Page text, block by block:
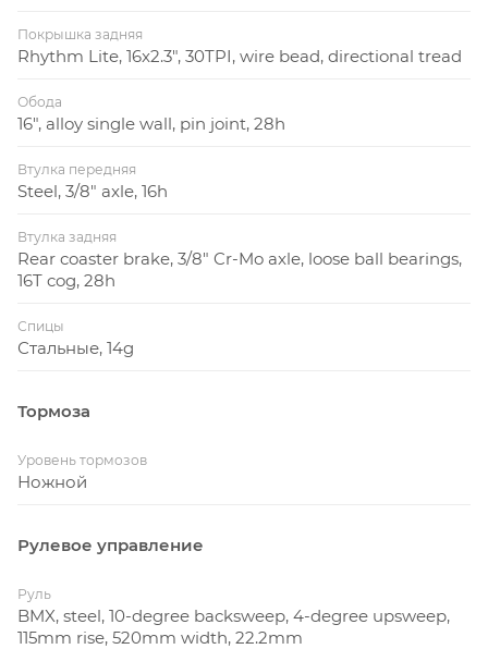
Покрышка задняя
Rhythm Lite, 16x2.3", 30TPI, wire bead, directional tread
Обода
16", alloy single wall, pin joint, 28h
Втулка передняя
Steel, 3/8" axle, 16h
Втулка задняя
Rear coaster brake, 3/8" Cr-Mo axle, loose ball bearings,
16T cog, 28h
Спицы
Стальные, 14g
Тормоза
Уровень тормозов
Ножной
Рулевое управление
Руль
BMX, steel, 10-degree backsweep, 4-degree upsweep,
115mm rise, 520mm width, 22.2mm